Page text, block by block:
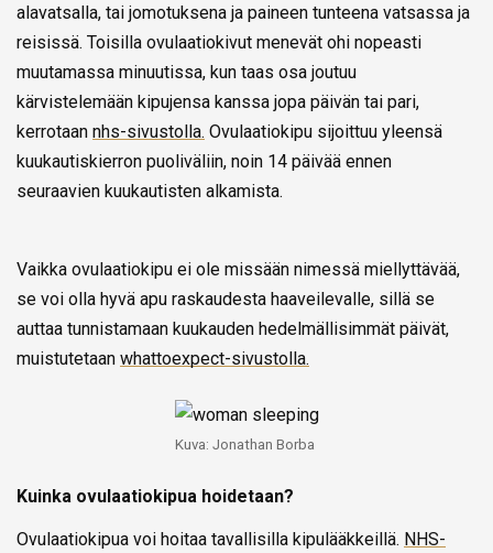
alavatsalla, tai jomotuksena ja paineen tunteena vatsassa ja
reisissä. Toisilla ovulaatiokivut menevät ohi nopeasti
muutamassa minuutissa, kun taas osa joutuu
kärvistelemään kipujensa kanssa jopa päivän tai pari,
kerrotaan nhs-sivustolla. Ovulaatiokipu sijoittuu yleensä
kuukautiskierron puoliväliin, noin 14 päivää ennen
seuraavien kuukautisten alkamista.
Vaikka ovulaatiokipu ei ole missään nimessä miellyttävää,
se voi olla hyvä apu raskaudesta haaveilevalle, sillä se
auttaa tunnistamaan kuukauden hedelmällisimmät päivät,
muistutetaan whattoexpect-sivustolla.
Kuva: Jonathan Borba
Kuinka ovulaatiokipua hoidetaan?
Ovulaatiokipua voi hoitaa tavallisilla kipulääkkeillä. NHS-